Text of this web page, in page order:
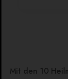
Mit den 10